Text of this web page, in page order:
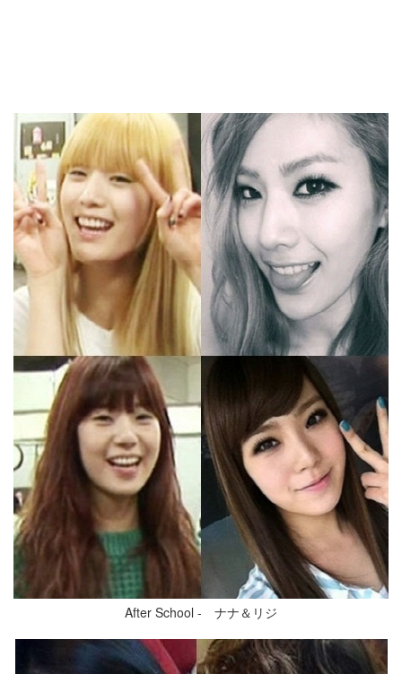
After School - ナナ＆リジ